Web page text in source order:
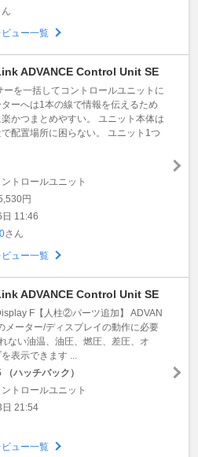
ュー一覧
ADVANCE Control Unit SE
ーを一括してコントロールユニットに
ーへは1本の線で情報を伝えるため
かつまとめやすい。 ユニット本体は
配置場所に困らない。 ユニット1つ
トロールユニット
円
11:46
さん
ュー一覧
ADVANCE Control Unit SE
F【人柱②パーツ追加】 ADVAN
メーター/ディスプレイの動作に必要
ない油温、油圧、燃圧、差圧、オ
表示できます ...
ハッチバック）
トロールユニット
21:54
ュー一覧